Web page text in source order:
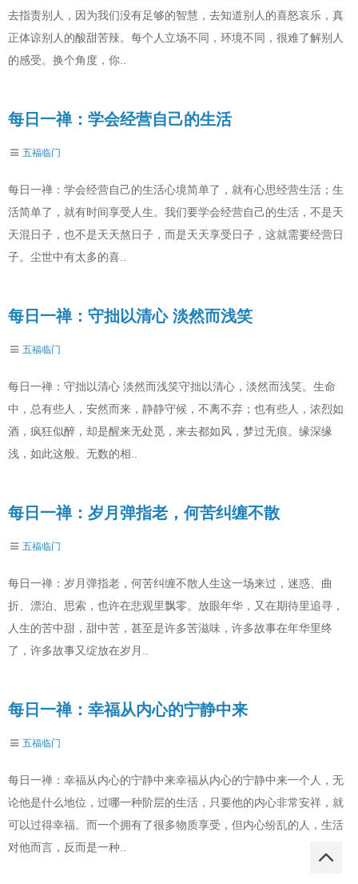
去指责别人，因为我们没有足够的智慧，去知道别人的喜怒哀乐，真
正体谅别人的酸甜苦辣。每个人立场不同，环境不同，很难了解别人
的感受。换个角度，你..
每日一禅：学会经营自己的生活
五福临门
每日一禅：学会经营自己的生活心境简单了，就有心思经营生活；生
活简单了，就有时间享受人生。我们要学会经营自己的生活，不是天
天混日子，也不是天天熬日子，而是天天享受日子，这就需要经营日
子。尘世中有太多的喜..
每日一禅：守拙以清心 淡然而浅笑
五福临门
每日一禅：守拙以清心 淡然而浅笑守拙以清心，淡然而浅笑。生命
中，总有些人，安然而来，静静守候，不离不弃；也有些人，浓烈如
酒，疯狂似醉，却是醒来无处觅，来去都如风，梦过无痕。缘深缘
浅，如此这般。无数的相..
每日一禅：岁月弹指老，何苦纠缠不散
五福临门
每日一禅：岁月弹指老，何苦纠缠不散人生这一场来过，迷惑、曲
折、漂泊、思索，也许在悲观里飘零。放眼年华，又在期待里追寻，
人生的苦中甜，甜中苦，甚至是许多苦滋味，许多故事在年华里终
了，许多故事又绽放在岁月..
每日一禅：幸福从内心的宁静中来
五福临门
每日一禅：幸福从内心的宁静中来幸福从内心的宁静中来一个人，无
论他是什么地位，过哪一种阶层的生活，只要他的内心非常安祥，就
可以过得幸福。而一个拥有了很多物质享受，但内心纷乱的人，生活
对他而言，反而是一种..